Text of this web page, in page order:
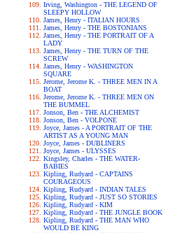
Irving, Washington - THE LEGEND OF
SLEEPY HOLLOW
James, Henry - ITALIAN HOURS
James, Henry - THE BOSTONIANS
James, Henry - THE PORTRAIT OF A
LADY
James, Henry - THE TURN OF THE
SCREW
James, Henry - WASHINGTON
SQUARE
Jerome, Jerome K. - THREE MEN IN A
BOAT
Jerome, Jerome K. - THREE MEN ON
THE BUMMEL
Jonson, Ben - THE ALCHEMIST
Jonson, Ben - VOLPONE
Joyce, James - A PORTRAIT OF THE
ARTIST AS A YOUNG MAN
Joyce, James - DUBLINERS
Joyce, James - ULYSSES
Kingsley, Charles - THE WATER-
BABIES
Kipling, Rudyard - CAPTAINS
COURAGEOUS
Kipling, Rudyard - INDIAN TALES
Kipling, Rudyard - JUST SO STORIES
Kipling, Rudyard - KIM
Kipling, Rudyard - THE JUNGLE BOOK
Kipling, Rudyard - THE MAN WHO
WOULD BE KING